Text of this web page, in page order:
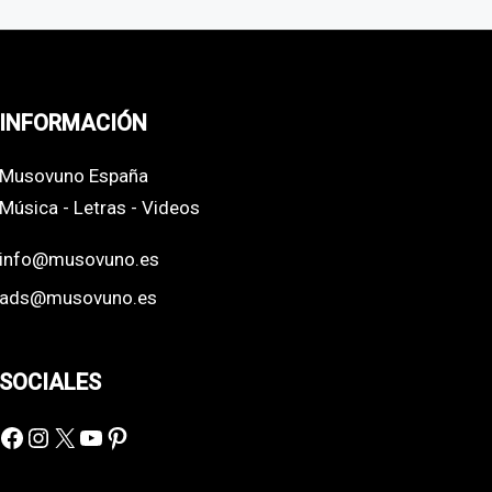
INFORMACIÓN
Musovuno España
Música - Letras - Videos
info@musovuno.es
ads@musovuno.es
SOCIALES
Facebook
Instagram
X YouTube
Pinterest